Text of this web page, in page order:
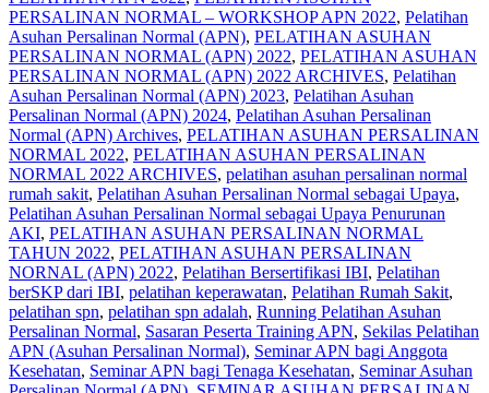
PERSALINAN NORMAL – WORKSHOP APN 2022, Pelatihan
Asuhan Persalinan Normal (APN), PELATIHAN ASUHAN
PERSALINAN NORMAL (APN) 2022, PELATIHAN ASUHAN
PERSALINAN NORMAL (APN) 2022 ARCHIVES, Pelatihan
Asuhan Persalinan Normal (APN) 2023, Pelatihan Asuhan
Persalinan Normal (APN) 2024, Pelatihan Asuhan Persalinan
Normal (APN) Archives, PELATIHAN ASUHAN PERSALINAN
NORMAL 2022, PELATIHAN ASUHAN PERSALINAN
NORMAL 2022 ARCHIVES, pelatihan asuhan persalinan normal
rumah sakit, Pelatihan Asuhan Persalinan Normal sebagai Upaya,
Pelatihan Asuhan Persalinan Normal sebagai Upaya Penurunan
AKI, PELATIHAN ASUHAN PERSALINAN NORMAL
TAHUN 2022, PELATIHAN ASUHAN PERSALINAN
NORNAL (APN) 2022, Pelatihan Bersertifikasi IBI, Pelatihan
berSKP dari IBI, pelatihan keperawatan, Pelatihan Rumah Sakit,
pelatihan spn, pelatihan spn adalah, Running Pelatihan Asuhan
Persalinan Normal, Sasaran Peserta Training APN, Sekilas Pelatihan
APN (Asuhan Persalinan Normal), Seminar APN bagi Anggota
Kesehatan, Seminar APN bagi Tenaga Kesehatan, Seminar Asuhan